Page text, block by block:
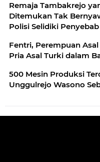
Remaja Tambakrejo
Ditemukan Tak
Polisi Selidiki
Fentri, Perempuan
Pria Asal Turki dalam
500 Mesin Produksi
Unggulrejo Wasono